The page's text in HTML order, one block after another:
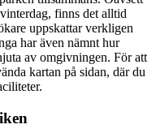
finns det alltid
uppskattar verkligen
har även nämnt hur
av omgivningen. För att
kartan på sidan, där du